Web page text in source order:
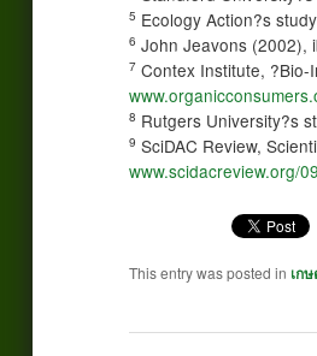
5 Ecology Action?s
6 John Jeavons (2002),
7 Contex Institute,
8 Rutgers University?s
9 SciDAC Review,
www.scidacreview.org/
This entry was posted in เก